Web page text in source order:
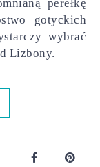
gotyckich
wybrać
Lizbony.